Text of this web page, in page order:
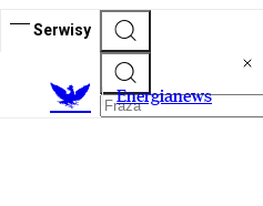
Serwisy
Energianews